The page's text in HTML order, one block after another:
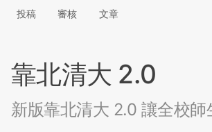
投稿 審核 文章
靠北清大 2.0
新版靠北清大 2.0 讓全校師